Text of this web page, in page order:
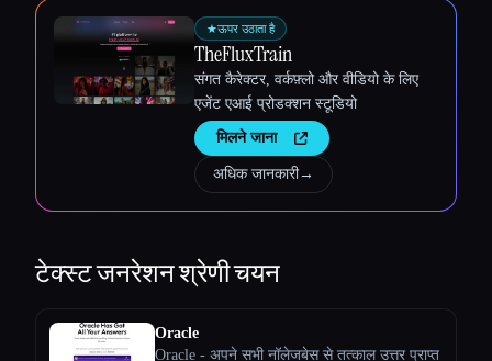
★ऊपर उठाता है
TheFluxTrain
संगत कैरेक्टर, वर्कफ़्लो और वीडियो के लिए
एजेंट एआई प्रोडक्शन स्टूडियो
मिलने जाना
अधिक जानकारी→
टेक्स्ट जनरेशनश्रेणी चयन
Oracle
Oracle - अपने सभी नॉलेजबेस से तत्काल उत्तर प्राप्त